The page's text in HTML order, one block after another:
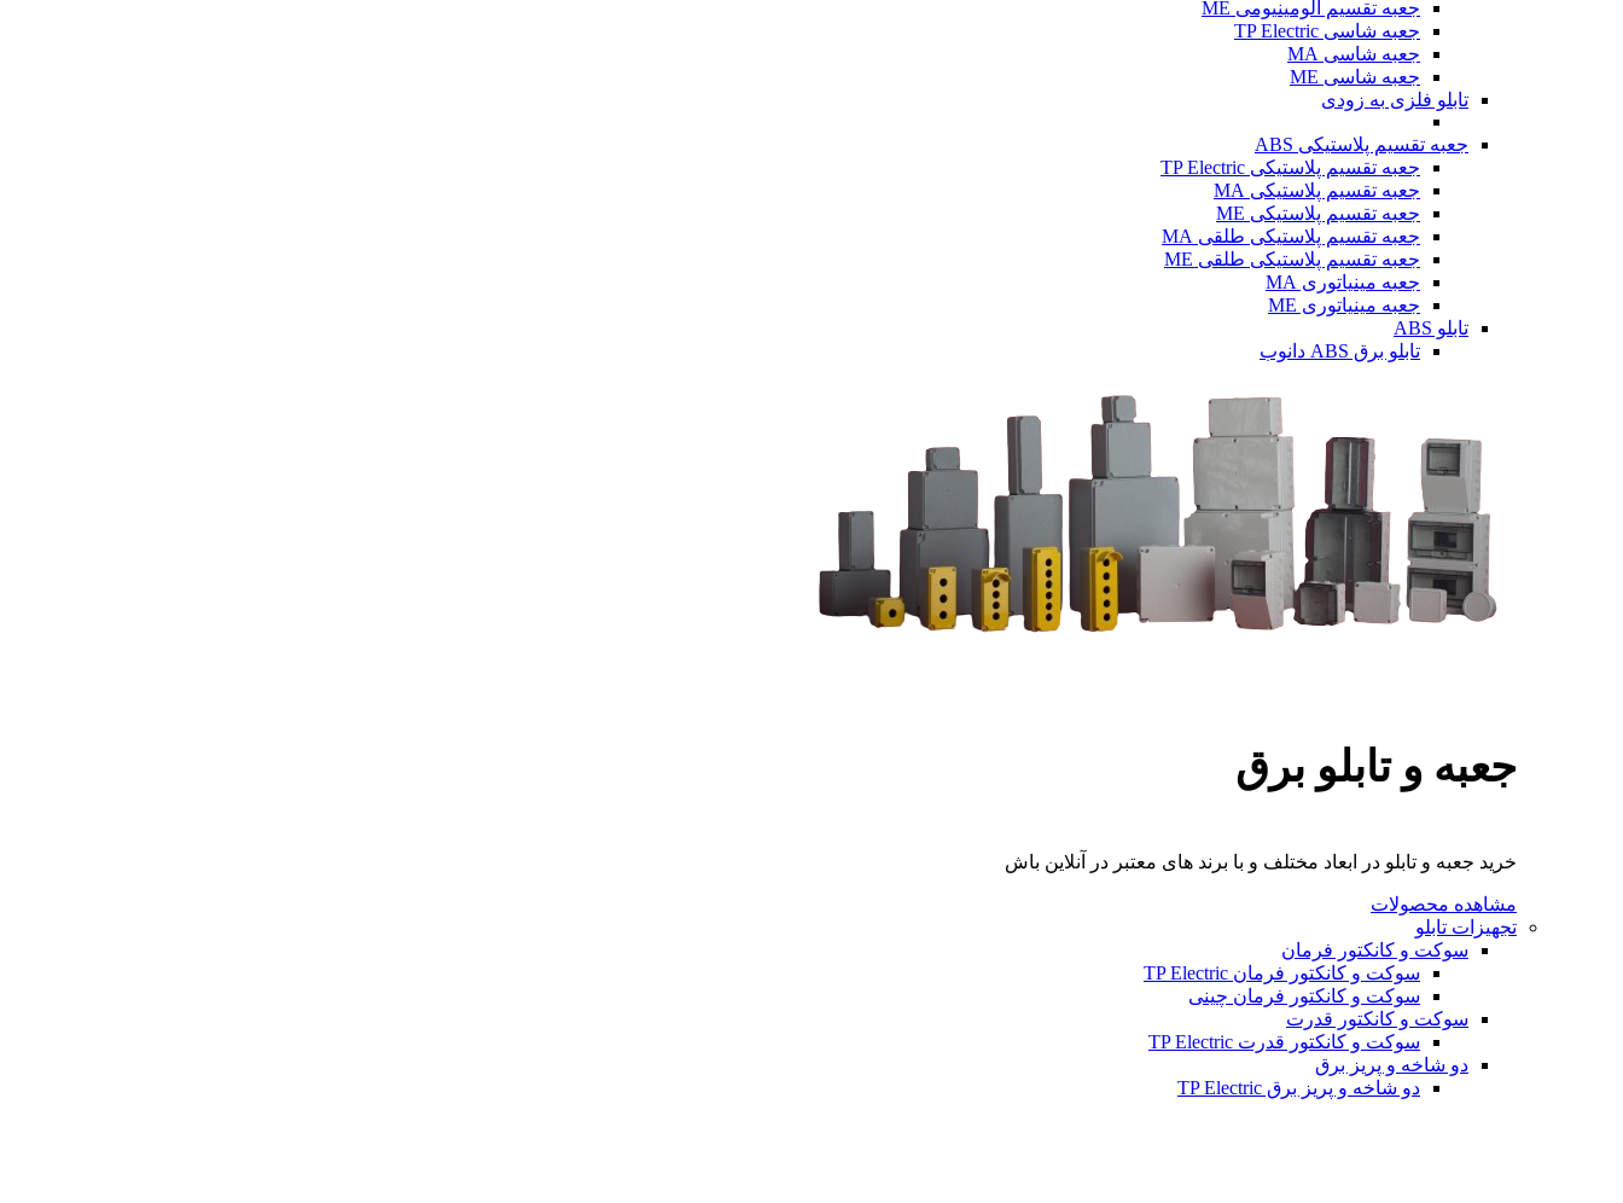
جعبه تقسیم آلومینیومی ME
جعبه شاسی TP Electric
جعبه شاسی MA
جعبه شاسی ME
تابلو فلزی به زودی
جعبه تقسیم پلاستیکی ABS
جعبه تقسیم پلاستیکی TP Electric
جعبه تقسیم پلاستیکی MA
جعبه تقسیم پلاستیکی ME
جعبه تقسیم پلاستیکی طلقی MA
جعبه تقسیم پلاستیکی طلقی ME
جعبه مینیاتوری MA
جعبه مینیاتوری ME
تابلو ABS
تابلو برق ABS دانوب
جعبه و تابلو برق
خرید جعبه و تابلو در ابعاد مختلف و با برند های معتبر در آنلاین باش
مشاهده محصولات
تجهیزات تابلو
سوکت و کانکتور فرمان
سوکت و کانکتور فرمان TP Electric
سوکت و کانکتور فرمان چینی
سوکت و کانکتور قدرت
سوکت و کانکتور قدرت TP Electric
دو شاخه و پریز برق
دو شاخه و پریز برق TP Electric